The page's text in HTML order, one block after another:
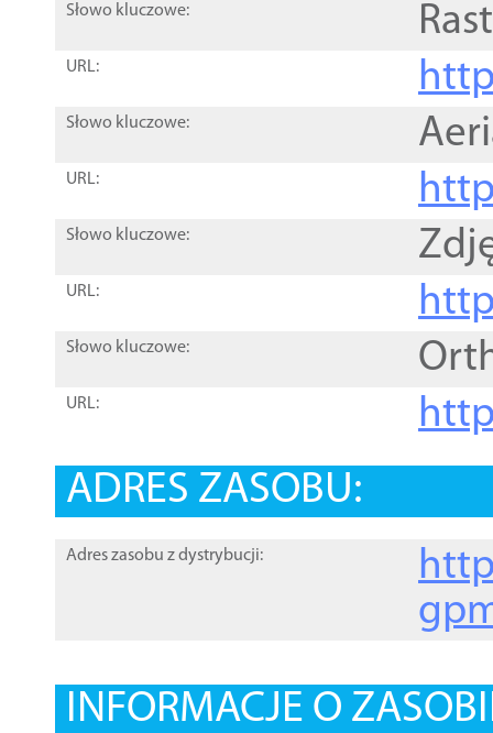
Słowo kluczowe:
URL:
Słowo kluczowe:
URL:
Słowo kluczowe:
URL:
Słowo kluczowe:
URL:
ADRES ZASOBU:
Adres zasobu z dystrybucji:
INFORMACJE O